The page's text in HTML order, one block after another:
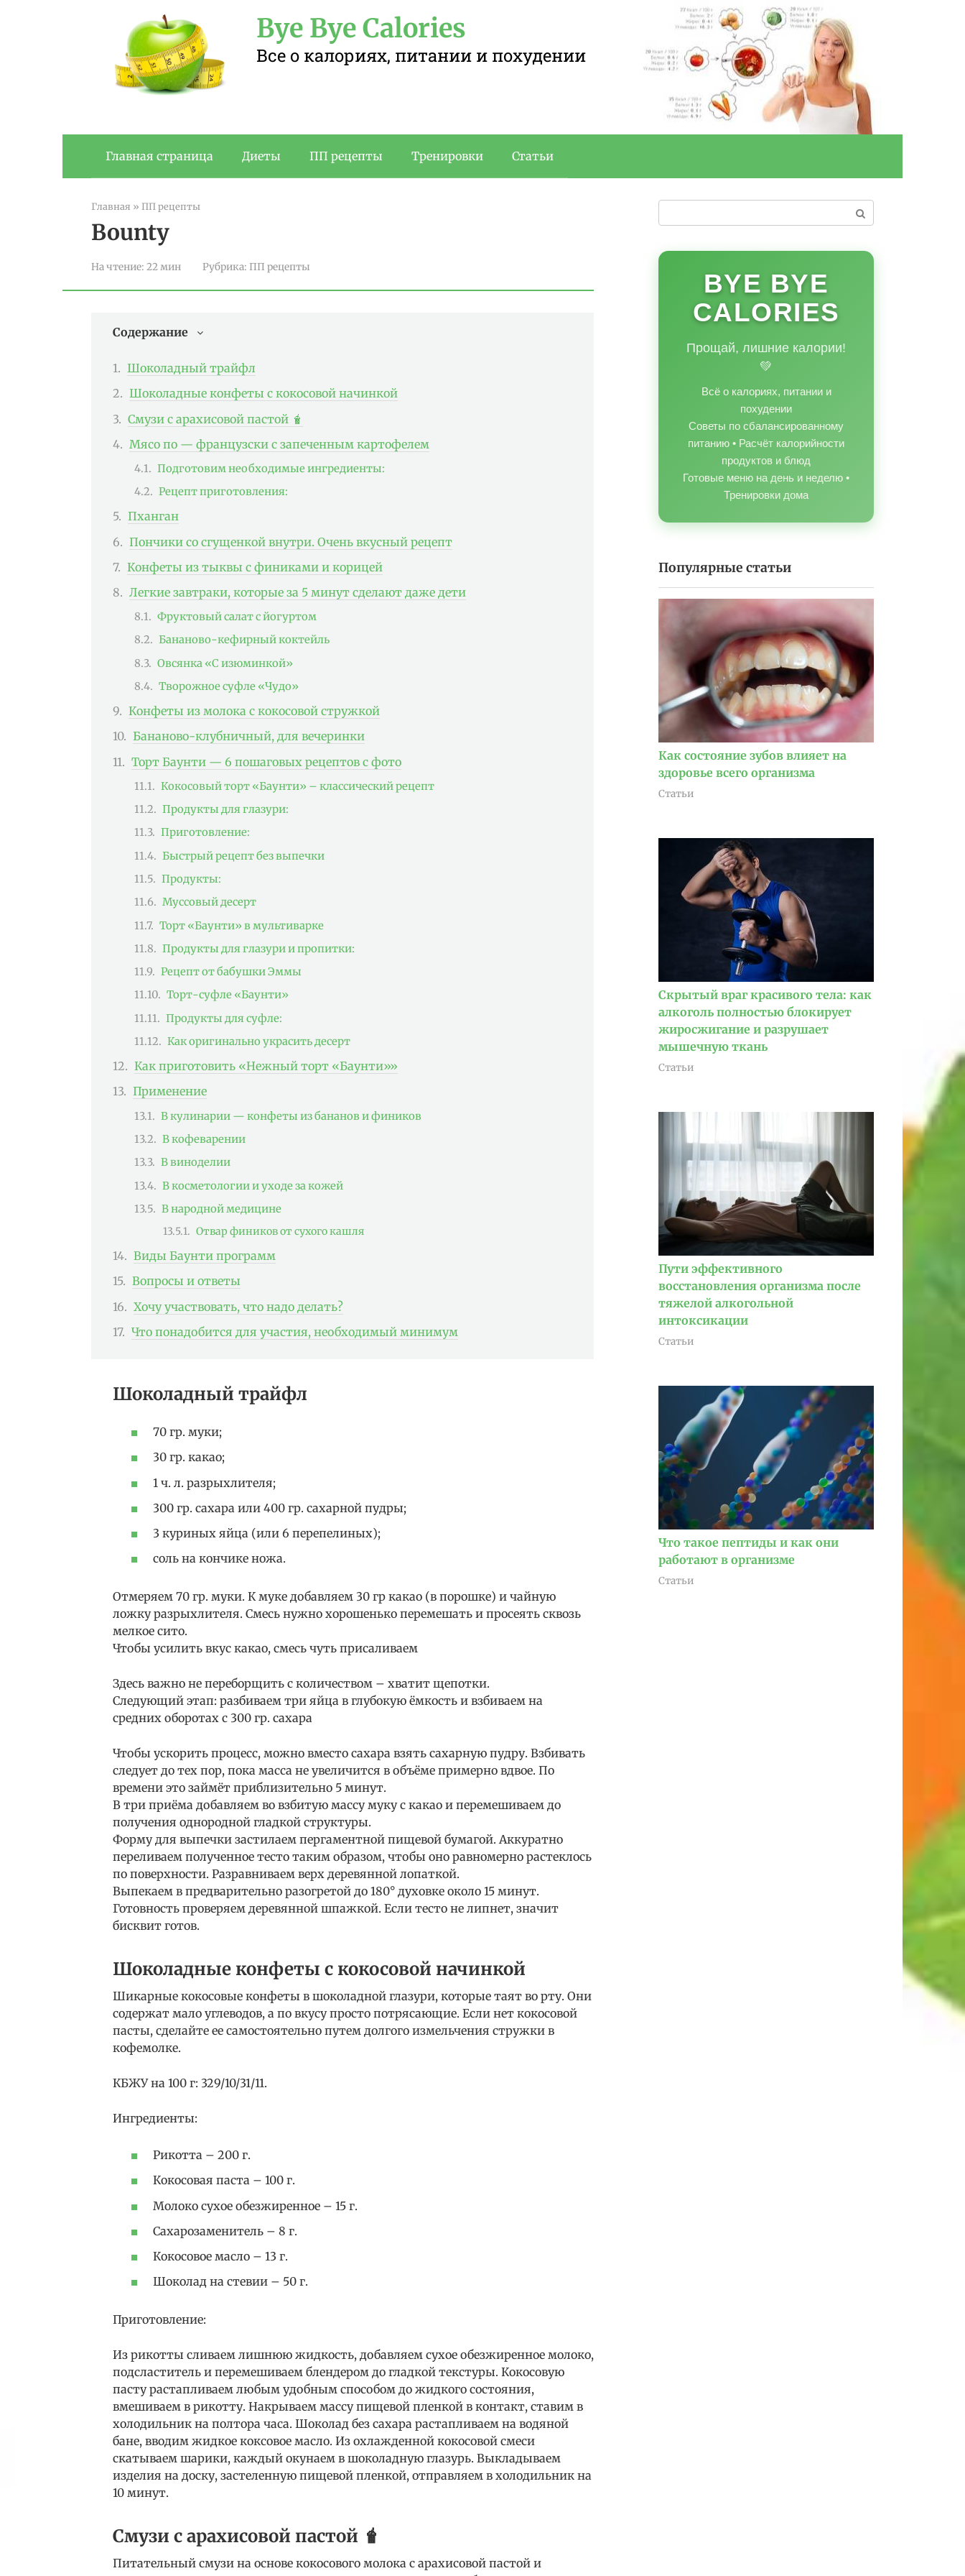
Bye Bye Calories
Все о калориях, питании и похудении
Главная страница Диеты ПП рецепты Тренировки Статьи
Главная » ПП рецепты
Bounty
На чтение: 22 мин Рубрика: ПП рецепты
Содержание
Шоколадный трайфл
Шоколадные конфеты с кокосовой начинкой
Смузи с арахисовой пастой 🧋
Мясо по — французски с запеченным картофелем
Подготовим необходимые ингредиенты:
Рецепт приготовления:
Пханган
Пончики со сгущенкой внутри. Очень вкусный рецепт
Конфеты из тыквы с финиками и корицей
Легкие завтраки, которые за 5 минут сделают даже дети
Фруктовый салат с йогуртом
Бананово-кефирный коктейль
Овсянка «С изюминкой»
Творожное суфле «Чудо»
Конфеты из молока с кокосовой стружкой
Бананово-клубничный, для вечеринки
Торт Баунти — 6 пошаговых рецептов с фото
Кокосовый торт «Баунти» – классический рецепт
Продукты для глазури:
Приготовление:
Быстрый рецепт без выпечки
Продукты:
Муссовый десерт
Торт «Баунти» в мультиварке
Продукты для глазури и пропитки:
Рецепт от бабушки Эммы
Торт-суфле «Баунти»
Продукты для суфле:
Как оригинально украсить десерт
Как приготовить «Нежный торт «Баунти»»
Применение
В кулинарии — конфеты из бананов и фиников
В кофеварении
В виноделии
В косметологии и уходе за кожей
В народной медицине
Отвар фиников от сухого кашля
Виды Баунти программ
Вопросы и ответы
Хочу участвовать, что надо делать?
Что понадобится для участия, необходимый минимум
Шоколадный трайфл
70 гр. муки;
30 гр. какао;
1 ч. л. разрыхлителя;
300 гр. сахара или 400 гр. сахарной пудры;
3 куриных яйца (или 6 перепелиных);
соль на кончике ножа.
Отмеряем 70 гр. муки. К муке добавляем 30 гр какао (в порошке) и чайную
ложку разрыхлителя. Смесь нужно хорошенько перемешать и просеять сквозь
мелкое сито.
Чтобы усилить вкус какао, смесь чуть присаливаем
Здесь важно не переборщить с количеством – хватит щепотки.
Следующий этап: разбиваем три яйца в глубокую ёмкость и взбиваем на
средних оборотах с 300 гр. сахара
Чтобы ускорить процесс, можно вместо сахара взять сахарную пудру. Взбивать
следует до тех пор, пока масса не увеличится в объёме примерно вдвое. По
времени это займёт приблизительно 5 минут.
В три приёма добавляем во взбитую массу муку с какао и перемешиваем до
получения однородной гладкой структуры.
Форму для выпечки застилаем пергаментной пищевой бумагой. Аккуратно
переливаем полученное тесто таким образом, чтобы оно равномерно растеклось
по поверхности. Разравниваем верх деревянной лопаткой.
Выпекаем в предварительно разогретой до 180° духовке около 15 минут.
Готовность проверяем деревянной шпажкой. Если тесто не липнет, значит
бисквит готов.
Шоколадные конфеты с кокосовой начинкой
Шикарные кокосовые конфеты в шоколадной глазури, которые таят во рту. Они
содержат мало углеводов, а по вкусу просто потрясающие. Если нет кокосовой
пасты, сделайте ее самостоятельно путем долгого измельчения стружки в
кофемолке.
КБЖУ на 100 г: 329/10/31/11.
Ингредиенты:
Рикотта – 200 г.
Кокосовая паста – 100 г.
Молоко сухое обезжиренное – 15 г.
Сахарозаменитель – 8 г.
Кокосовое масло – 13 г.
Шоколад на стевии – 50 г.
Приготовление:
Из рикотты сливаем лишнюю жидкость, добавляем сухое обезжиренное молоко,
подсластитель и перемешиваем блендером до гладкой текстуры. Кокосовую
пасту растапливаем любым удобным способом до жидкого состояния,
вмешиваем в рикотту. Накрываем массу пищевой пленкой в контакт, ставим в
холодильник на полтора часа. Шоколад без сахара растапливаем на водяной
бане, вводим жидкое коксовое масло. Из охлажденной кокосовой смеси
скатываем шарики, каждый окунаем в шоколадную глазурь. Выкладываем
изделия на доску, застеленную пищевой пленкой, отправляем в холодильник на
10 минут.
Смузи с арахисовой пастой 🧋
Питательный смузи на основе кокосового молока с арахисовой пастой и
BYE BYE
CALORIES
Прощай, лишние калории!
💚
Всё о калориях, питании и
похудении
Советы по сбалансированному
питанию • Расчёт калорийности
продуктов и блюд
Готовые меню на день и неделю •
Тренировки дома
Популярные статьи
Как состояние зубов влияет на
здоровье всего организма
Статьи
Скрытый враг красивого тела: как
алкоголь полностью блокирует
жиросжигание и разрушает
мышечную ткань
Статьи
Пути эффективного
восстановления организма после
тяжелой алкогольной
интоксикации
Статьи
Что такое пептиды и как они
работают в организме
Статьи